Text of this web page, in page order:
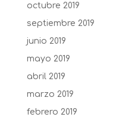
octubre 2019
septiembre 2019
junio 2019
mayo 2019
abril 2019
marzo 2019
febrero 2019